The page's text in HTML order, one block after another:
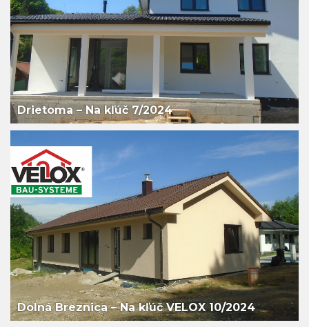
Drietoma – Na kľúč 7/2024
Dolná Breznica – Na kľúč VELOX 10/2024